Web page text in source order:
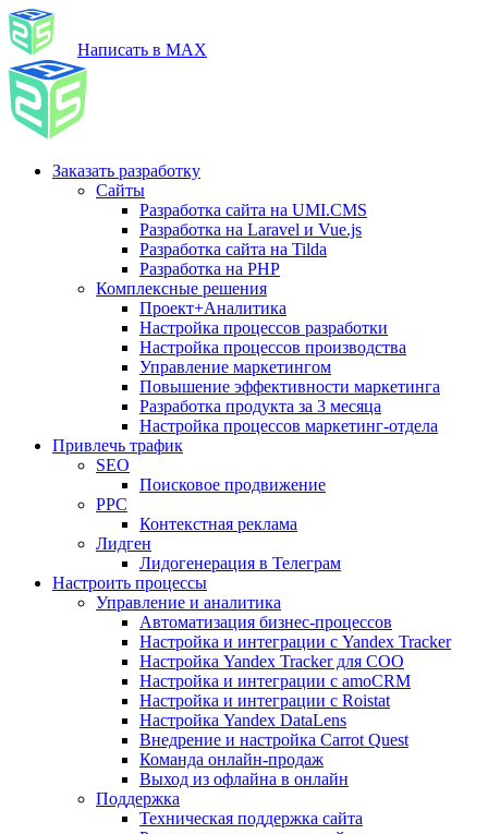
Написать в MAX
Заказать разработку
Сайты
Разработка сайта на UMI.CMS
Разработка на Laravel и Vue.js
Разработка сайта на Tilda
Разработка на PHP
Комплексные решения
Проект+Аналитика
Настройка процессов разработки
Настройка процессов производства
Управление маркетингом
Повышение эффективности маркетинга
Разработка продукта за 3 месяца
Настройка процессов маркетинг-отдела
Привлечь трафик
SEO
Поисковое продвижение
PPC
Контекстная реклама
Лидген
Лидогенерация в Телеграм
Настроить процессы
Управление и аналитика
Автоматизация бизнес-процессов
Настройка и интеграции с Yandex Tracker
Настройка Yandex Tracker для СОО
Настройка и интеграции с amoCRM
Настройка и интеграции с Roistat
Настройка Yandex DataLens
Внедрение и настройка Carrot Quest
Команда онлайн-продаж
Выход из офлайна в онлайн
Поддержка
Техническая поддержка сайта